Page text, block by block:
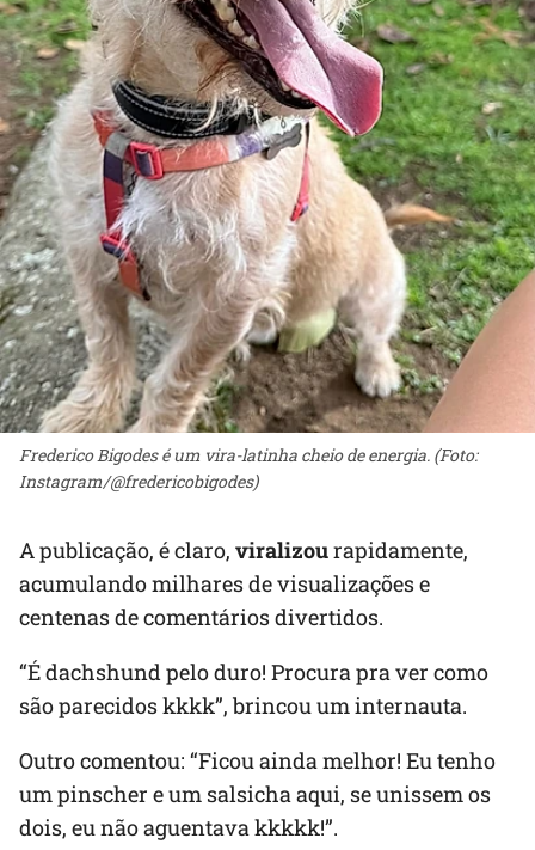
Frederico Bigodes é um vira-latinha cheio de energia. (Foto:
Instagram/@fredericobigodes)
A publicação, é claro, viralizourapidamente,
acumulando milhares de visualizações e
centenas de comentários divertidos.
“É dachshund pelo duro! Procura pra ver como
são parecidos kkkk”, brincou um internauta.
Outro comentou: “Ficou ainda melhor! Eu tenho
um pinscher e um salsicha aqui, se unissem os
dois, eu não aguentava kkkkk!”.